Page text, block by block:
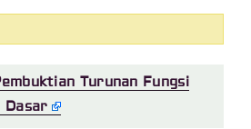
Turunan Fungsi
Dasar